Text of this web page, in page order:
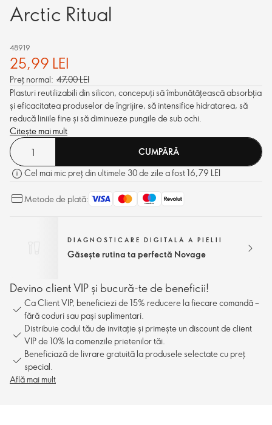
Arctic Ritual
48919
25,99 LEI
Preț normal: 47,00 LEI
Plasturi reutilizabili din silicon, concepuți să îmbunătățească absorbția
și eficacitatea produselor de îngrijire, să intensifice hidratarea, să
reducă liniile fine și să diminueze pungile de sub ochi.
Citește mai mult
CUMPĂRĂ
Cel mai mic preț din ultimele 30 de zile a fost 16,79 LEI
Metode de plată:
DIAGNOSTICARE DIGITALĂ A PIELII
Găsește rutina ta perfectă Novage
Devino client VIP și bucură-te de beneficii!
Ca Client VIP, beneficiezi de 15% reducere la fiecare comandă –
fără coduri sau pași suplimentari.
Distribuie codul tău de invitație și primește un discount de client
VIP de 10% la comenzile prietenilor tăi.
Beneficiază de livrare gratuită la produsele selectate cu preț
special.
Află mai mult